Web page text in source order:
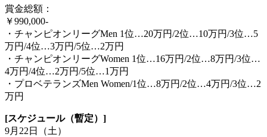
賞金総額：
￥990,000-
・チャンピオンリーグMen 1位…20万円/2位…10万円/3位…5
万円/4位…3万円/5位…2万円
・チャンピオンリーグWomen 1位…16万円/2位…8万円/3位…
4万円/4位…2万円/5位…1万円
・プロベテランズMen Women/1位…8万円/2位…4万円/3位…2
万円
[スケジュール（暫定）]
9月22日（土）